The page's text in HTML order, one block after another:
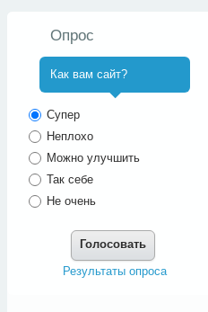
Опрос
Как вам сайт?
Супер
Неплохо
Можно улучшить
Так себе
Не очень
Голосовать
Результаты опроса